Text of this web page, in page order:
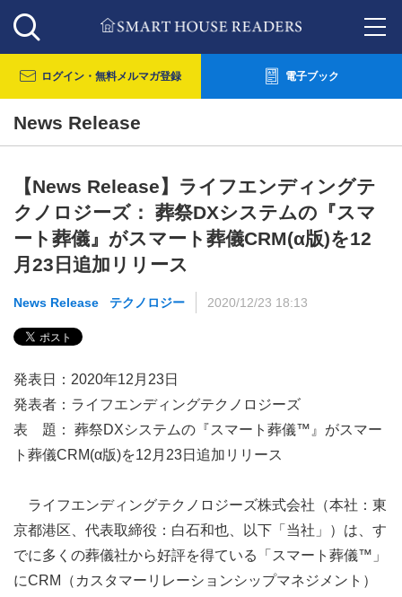
ログイン・ 無料メルマガ登録 電子ブック
News Release
【News Release】ライフエンディングテ
クノロジーズ： 葬祭DXシステムの『スマ
ート葬儀』がスマート葬儀CRM(α版)を12
月23日追加リリース
News Release テクノロジー 2020/12/23 18:13
発表日：2020年12月23日
発表者：ライフエンディングテクノロジーズ
表 題： 葬祭DXシステムの『スマート葬儀™』がスマー
ト葬儀CRM(α版)を12月23日追加リリース
ライフエンディングテクノロジーズ株式会社（本社：東
京都港区、代表取締役：白石和也、以下「当社」）は、す
でに多くの葬儀社から好評を得ている「スマート葬儀™」
にCRM（カスタマーリレーションシップマネジメント）